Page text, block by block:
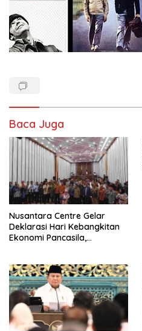
Baca Juga
Nusantara Centre Gelar
Deklarasi Hari Kebangkitan
Ekonomi Pancasila,
Penjajahan (Pergolakan
Ekonomi Politik Indonesia) &
Simposium Nasional “Urgensi
Undang-Undang
Perekonomian Nasional dan
Kesejahteraan Sosial dalam